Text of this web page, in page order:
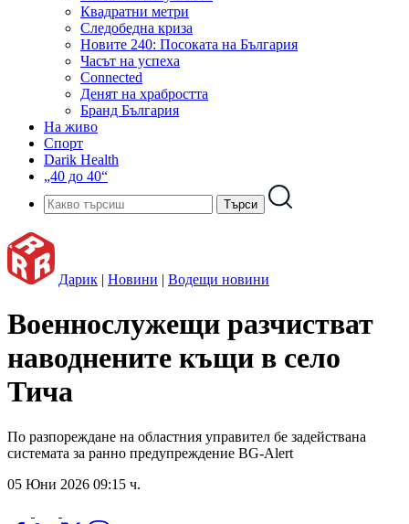
Квадратни метри
Следобедна криза
Новите 240: Посоката на България
Часът на успеха
Connected
Денят на храбростта
Бранд България
На живо
Спорт
Darik Health
„40 до 40“
Дарик | Новини | Водещи новини
Военнослужещи разчистват
наводнените къщи в село
Тича
По разпореждане на областния управител бе задействана
системата за ранно предупреждение BG-Alert
05 Юни 2026 09:15 ч.